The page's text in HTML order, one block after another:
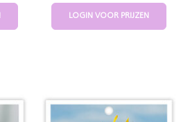
LOGIN VOOR PRIJZEN